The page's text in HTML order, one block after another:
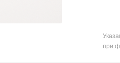
при